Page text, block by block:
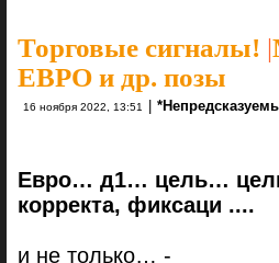
Торговые сигналы! |
ЕВРО и др. позы
16 ноября 2022, 13:51
Евро… д1… цель…
корректа, фиксаци ....
и не только… -